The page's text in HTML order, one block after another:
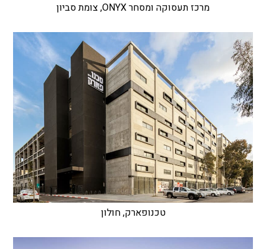
מרכז תעסוקה ומסחר ONYX, צומת סביון
טכנופארק, חולון